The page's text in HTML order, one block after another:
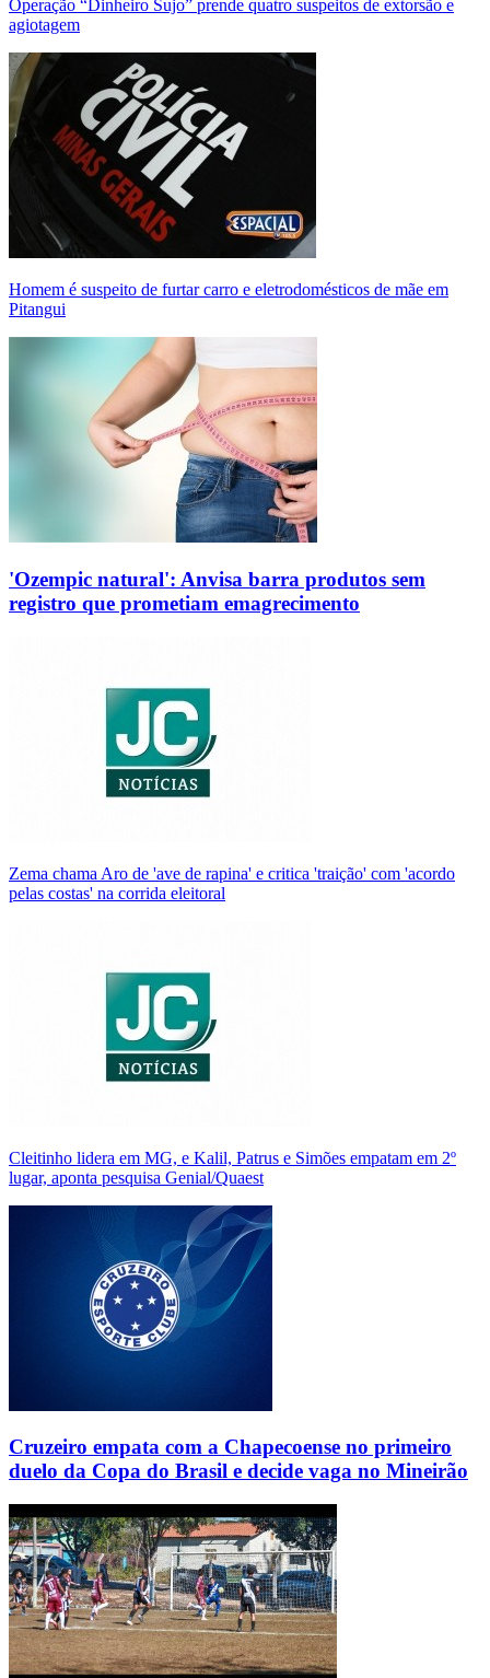
Operação “Dinheiro Sujo” prende quatro suspeitos de extorsão e
agiotagem
Homem é suspeito de furtar carro e eletrodomésticos de mãe em
Pitangui
'Ozempic natural': Anvisa barra produtos sem
registro que prometiam emagrecimento
Zema chama Aro de 'ave de rapina' e critica 'traição' com 'acordo
pelas costas' na corrida eleitoral
Cleitinho lidera em MG, e Kalil, Patrus e Simões empatam em 2º
lugar, aponta pesquisa Genial/Quaest
Cruzeiro empata com a Chapecoense no primeiro
duelo da Copa do Brasil e decide vaga no Mineirão